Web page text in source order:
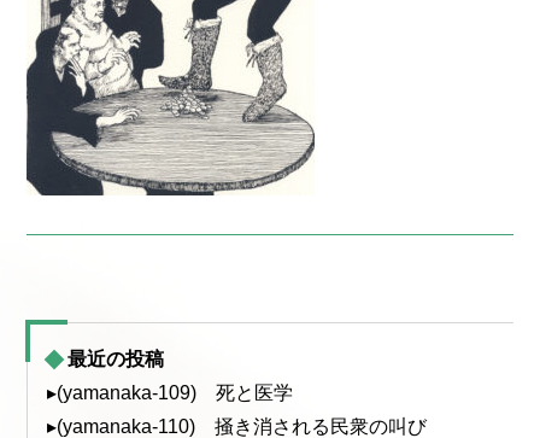
最近の投稿
▸(yamanaka-109) 死と医学
▸(yamanaka-110) 掻き消される民衆の叫び